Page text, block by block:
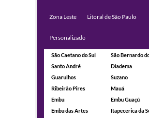
Zona Leste Litoral de São Paulo
Personalizado
São Caetano do Sul
São Bernardo
Santo André
Diadema
Guarulhos
Suzano
Ribeirão Pires
Mauá
Embu
Embu Guaçú
Embu das Artes
Itapecerica da